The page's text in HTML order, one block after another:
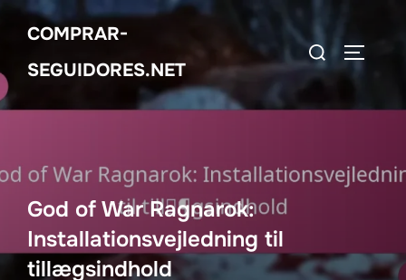
Skip
content
COMPRAR-
SEGUIDORES.NET
Search
for:
God of War Ragnarok:
Installationsvejledning til
tillægsindhold